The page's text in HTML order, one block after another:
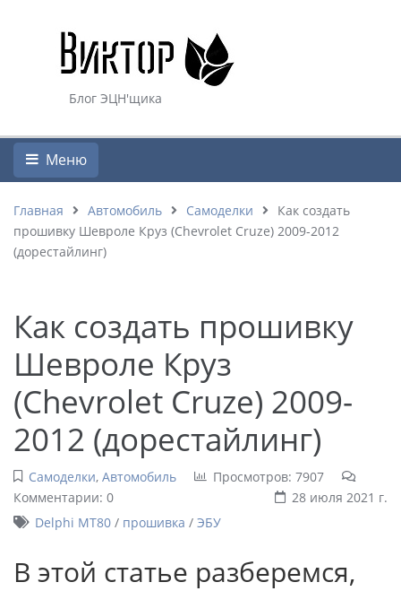
Блог ЭЦН'щика
Меню
Главная Автомобиль Самоделки
Как создать
прошивку Шевроле Круз (Chevrolet Cruze) 2009-2012
(дорестайлинг)
Как создать прошивку
Шевроле Круз
(Chevrolet Cruze) 2009-
2012 (дорестайлинг)
Самоделки, Автомобиль
Просмотров: 7907
Комментарии: 0
28 июля 2021 г.
Delphi MT80/ прошивка / ЭБУ
В этой статье разберемся,